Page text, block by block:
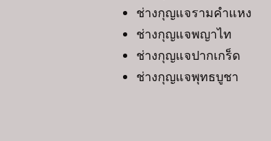
ช่างกุญแจรามคำแหง
ช่างกุญแจพญาไท
ช่างกุญแจปากเกร็ด
ช่างกุญแจพุทธบูชา